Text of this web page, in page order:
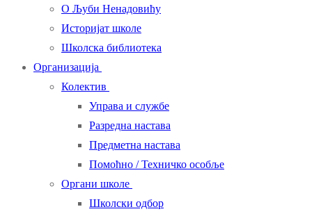
О Љуби Ненадовићу
Историјат школе
Школска библиотека
Организација
Колектив
Управа и службе
Разредна настава
Предметна настава
Помоћно / Техничко особље
Органи школе
Школски одбор